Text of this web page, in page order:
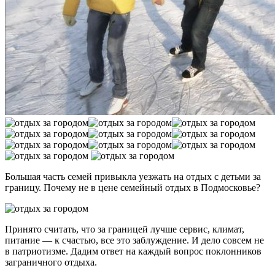
Большая часть семей привыкла уезжать на отдых с детьми за
границу. Почему не в цене семейный отдых в Подмосковье?
Принято считать, что за границей лучше сервис, климат,
питание — к счастью, все это заблуждение. И дело совсем не
в патриотизме. Дадим ответ на каждый вопрос поклонников
заграничного отдыха.